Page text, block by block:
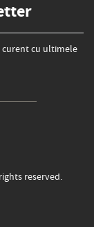
cu ultimele
reserved.